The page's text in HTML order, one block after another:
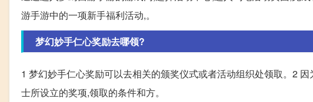
游手游中的一项新手福利活动,。
梦幻妙手仁心奖励去哪领?
1 梦幻妙手仁心奖励可以去相关的颁奖仪式或者活动组织处领取。2
士所设立的奖项,领取的条件和方。